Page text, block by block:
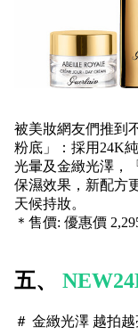
被美妝網友們推到
粉底」：採用24K
光暈及金緻光澤，
保濕效果，新配方
天候持妝。
＊售價: 優惠價
五、
＃ 金緻光澤 越拍